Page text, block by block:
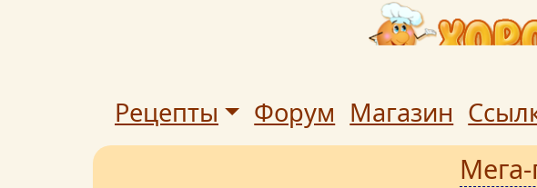
Рецепты Форум Магазин